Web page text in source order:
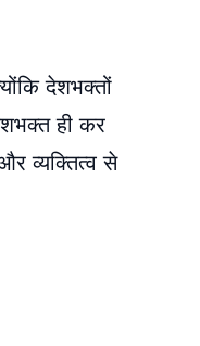
देशभक्तों
ही कर
व्यक्तित्व से